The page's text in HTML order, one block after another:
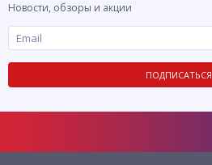
Новости, обзоры и акции
ПОДПИСАТЬСЯ